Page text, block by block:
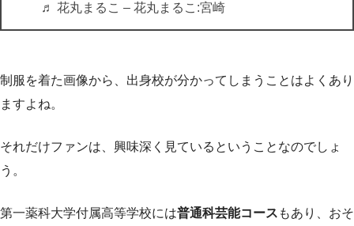
♬ 花丸まるこ – 花丸まるこ:宮崎
制服を着た画像から、出身校が分かってしまうことはよくあり
ますよね。
それだけファンは、興味深く見ているということなのでしょ
う。
第一薬科大学付属高等学校には普通科芸能コース もあり、おそ